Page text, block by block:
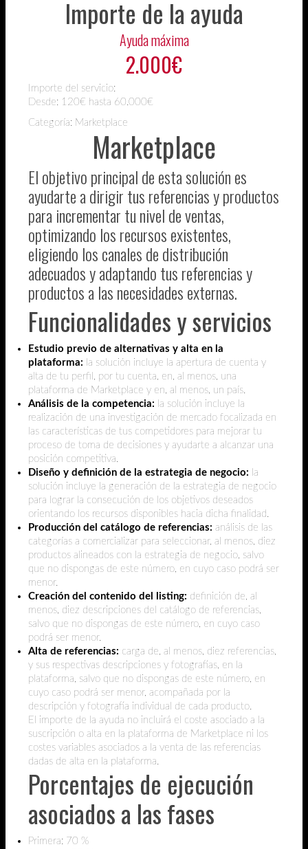
Importe de la ayuda
Ayuda máxima
2.000€
Importe del servicio:
Desde: 120€ hasta 60.000€
Categoría: Marketplace
Marketplace
El objetivo principal de esta solución es
ayudarte a dirigir tus referencias y productos
para incrementar tu nivel de ventas,
optimizando los recursos existentes,
eligiendo los canales de distribución
adecuados y adaptando tus referencias y
productos a las necesidades externas.
Funcionalidades y servicios
Estudio previo de alternativas y alta en la
plataforma: la solución incluye la apertura de cuenta y
alta de tu perfil, por tu cuenta, en, al menos, una
plataforma de Marketplace y en, al menos, un país.
Análisis de la competencia: la solución incluye la
realización de una investigación de mercado focalizada en
las características de tus competidores para mejorar tu
proceso de toma de decisiones y ayudarte a alcanzar una
posición competitiva.
Diseño y definición de la estrategia de negocio: la
solución incluye la generación de la estrategia de negocio
para lograr la consecución de los objetivos deseados
orientando los recursos disponibles hacia dicha finalidad.
Producción del catálogo de referencias: análisis de las
categorías a comercializar para seleccionar, al menos, diez
productos alineados con la estrategia de negocio, salvo
que no dispongas de este número, en cuyo caso podrá ser
menor.
Creación del contenido del listing: definición de, al
menos, diez descripciones del catálogo de referencias,
salvo que no dispongas de este número, en cuyo caso
podrá ser menor.
Alta de referencias: carga de, al menos, diez referencias,
y sus respectivas descripciones y fotografías, en la
plataforma, salvo que no dispongas de este número, en
cuyo caso podrá ser menor, acompañada por la
descripción y fotografía individual de cada producto.
El importe de la ayuda no incluirá el coste asociado a la
suscripción o alta en la plataforma de Marketplace ni los
costes variables asociados a la venta de las referencias
dadas de alta en la plataforma.
Porcentajes de ejecución
asociados a las fases
Primera: 70 %